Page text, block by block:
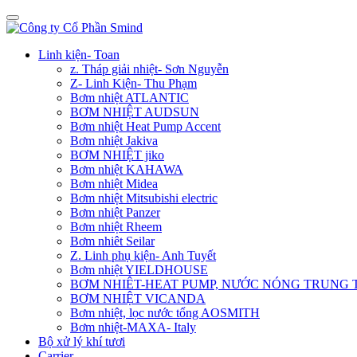
Linh kiện- Toan
z. Tháp giải nhiệt- Sơn Nguyễn
Z- Linh Kiện- Thu Phạm
Bơm nhiệt ATLANTIC
BƠM NHIỆT AUDSUN
Bơm nhiệt Heat Pump Accent
Bơm nhiệt Jakiva
BƠM NHIỆT jiko
Bơm nhiệt KAHAWA
Bơm nhiệt Midea
Bơm nhiệt Mitsubishi electric
Bơm nhiệt Panzer
Bơm nhiệt Rheem
Bơm nhiêt Seilar
Z. Linh phụ kiện- Anh Tuyết
Bơm nhiệt YIELDHOUSE
BƠM NHIÊT-HEAT PUMP, NƯỚC NÓNG TRUNG
BƠM NHIỆT VICANDA
Bơm nhiệt, lọc nước tổng AOSMITH
Bơm nhiệt-MAXA- Italy
Bộ xử lý khí tươi